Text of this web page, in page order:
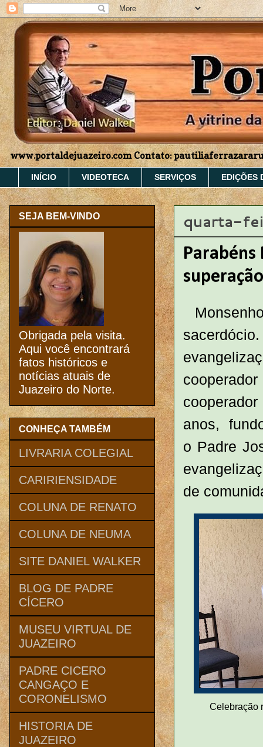
www.portaldejuazeiro.com Contato:
INÍCIO VIDEOTECA SERVIÇOS EDIÇÕES
quarta-
Parabéns
anos,
o Padre
de
Celebração
SEJA BEM-VINDO
Obrigada pela visita.
Aqui você encontrará
fatos históricos e
notícias atuais de
Juazeiro do Norte.
CONHEÇA TAMBÉM
LIVRARIA COLEGIAL
CARIRIENSIDADE
COLUNA DE RENATO
COLUNA DE NEUMA
SITE DANIEL WALKER
BLOG DE PADRE
CÍCERO
MUSEU VIRTUAL DE
JUAZEIRO
PADRE CICERO
CANGAÇO E
CORONELISMO
HISTORIA DE
JUAZEIRO